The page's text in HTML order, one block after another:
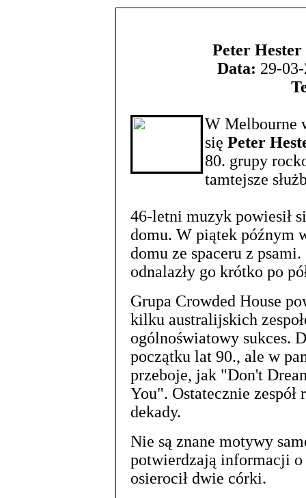
Peter Hester
Data: 29-
W Melbourne
się Peter
80. grupy
tamtejsze
46-letni muzyk powiesił
domu. W piątek późnym
domu ze spaceru z
odnalazły go krótko po
Grupa Crowded House
kilku australijskich
ogólnoświatowy sukces.
początku lat 90., ale w
przeboje, jak "Don't
You". Ostatecznie zespół
dekady.
Nie są znane motywy
potwierdzają informacji
osierocił dwie córki.